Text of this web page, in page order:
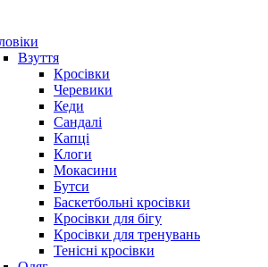
Взуття
Кросівки
Черевики
Кеди
Сандалі
Капці
Клоги
Мокасини
Бутси
Баскетбольні кросівки
Кросівки для бігу
Кросівки для тренувань
Тенісні кросівки